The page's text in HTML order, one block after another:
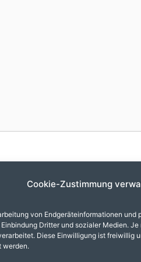
Cookie-Zustimmung
von Endgeräteinformationen und
Dritter und sozialer Medien.
Diese Einwilligung ist freiwillig
werden.